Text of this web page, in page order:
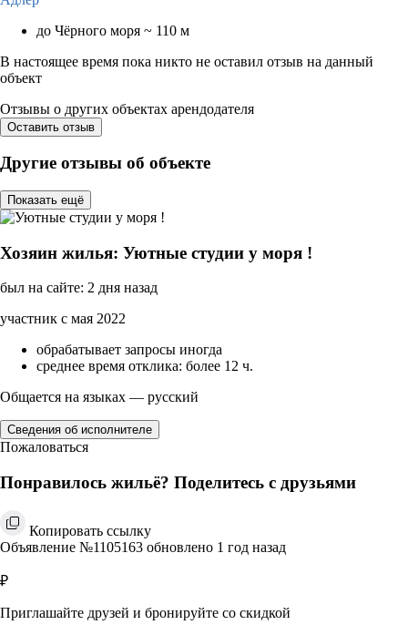
до Чёрного моря ~ 110 м
В настоящее время пока никто не оставил отзыв на данный
объект
Отзывы о других объектах арендодателя
Оставить отзыв
Другие отзывы об объекте
Показать ещё
Хозяин жилья: Уютные студии у моря !
был на сайте: 2 дня назад
участник с мая 2022
обрабатывает запросы иногда
среднее время отклика: более 12 ч.
Общается на языках — русский
Сведения об исполнителе
Пожаловаться
Понравилось жильё? Поделитесь с друзьями
Копировать ссылку
Объявление №1105163 обновлено 1 год назад
₽
Приглашайте друзей и бронируйте со скидкой